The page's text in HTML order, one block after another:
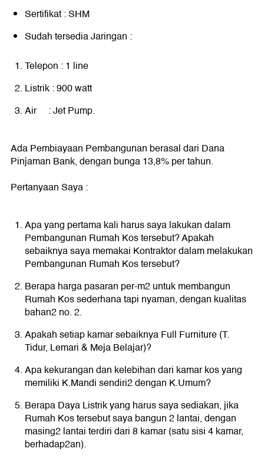
Sertifikat : SHM
Sudah tersedia Jaringan :
Telepon : 1 line
Listrik : 900 watt
Air : Jet Pump.
Ada Pembiayaan Pembangunan berasal dari Dana
Pinjaman Bank, dengan bunga 13,8% per tahun.
Pertanyaan Saya :
Apa yang pertama kali harus saya lakukan dalam
Pembangunan Rumah Kos tersebut? Apakah
sebaiknya saya memakai Kontraktor dalam melakukan
Pembangunan Rumah Kos tersebut?
Berapa harga pasaran per-m2 untuk membangun
Rumah Kos sederhana tapi nyaman, dengan kualitas
bahan2 no. 2.
Apakah setiap kamar sebaiknya Full Furniture (T.
Tidur, Lemari & Meja Belajar)?
Apa kekurangan dan kelebihan dari kamar kos yang
memiliki K.Mandi sendiri2 dengan K.Umum?
Berapa Daya Listrik yang harus saya sediakan, jika
Rumah Kos tersebut saya bangun 2 lantai, dengan
masing2 lantai terdiri dari 8 kamar (satu sisi 4 kamar,
berhadap2an).